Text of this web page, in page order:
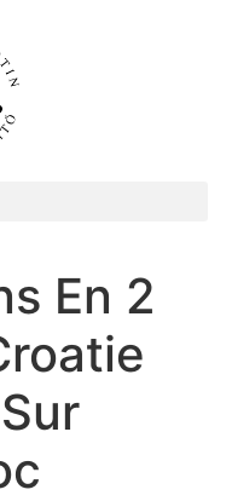
En 2